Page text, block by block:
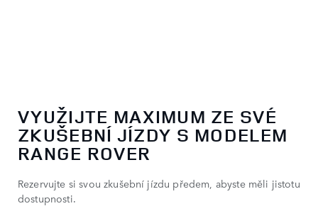
VYUŽIJTE MAXIMUM ZE SVÉ
ZKUŠEBNÍ JÍZDY S MODELEM
RANGE ROVER
Rezervujte si svou zkušební jízdu předem, abyste měli jistotu
dostupnosti.